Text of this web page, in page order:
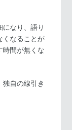
なり、語り
くなることが
時間が無くな
自の線引き